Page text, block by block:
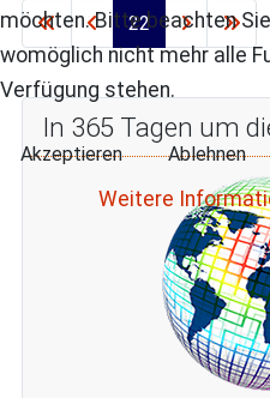
22
In 365 Tagen um
möchten. Bitte beachten
womöglich nicht mehr alle
Verfügung stehen.
Akzeptieren Ablehnen
Weitere